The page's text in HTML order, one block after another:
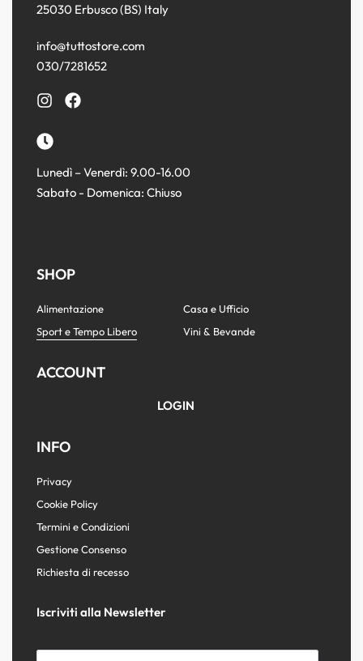
25030 Erbusco (BS) Italy
info@tuttostore.com
030/7281652
Lunedì – Venerdì: 9.00-16.00
Sabato - Domenica: Chiuso
SHOP
Alimentazione
Casa e Ufficio
Sport e Tempo Libero
Vini & Bevande
ACCOUNT
LOGIN
INFO
Privacy
Cookie Policy
Termini e Condizioni
Gestione Consenso
Richiesta di recesso
Iscriviti alla Newsletter